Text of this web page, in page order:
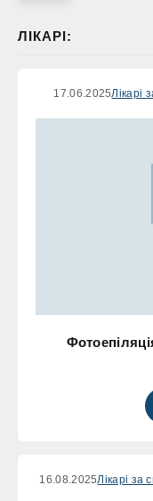
ЛІКАРІ:
17.06.2025Лікарі
16.08.2025Лікарі за